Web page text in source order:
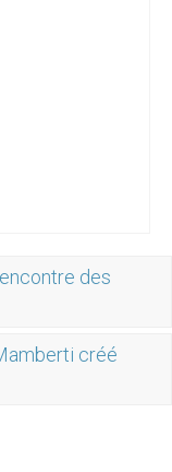
des
créé